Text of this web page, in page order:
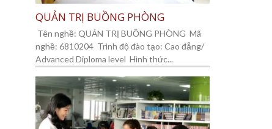
QUẢN TRỊ BUỒNG PHÒNG
Tên nghề: QUẢN TRỊ BUỒNG PHÒNG Mã
nghề: 6810204 Trình độ đào tạo: Cao đẳng/
Advanced Diploma level Hình thức...